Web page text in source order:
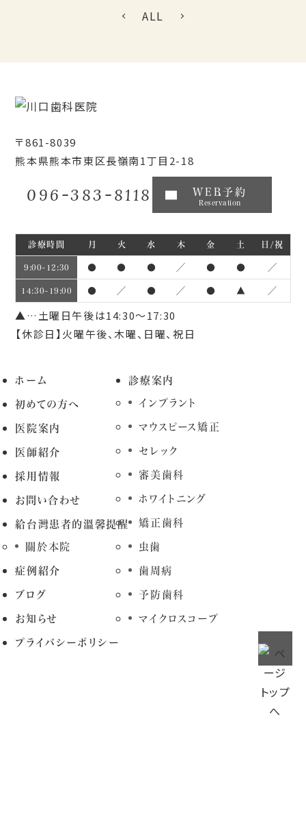
ALL
〒861-8039
熊本県熊本市東区長嶺南1丁目2-18
096-383-8118 WEB予約
Reservation
診療時間 月 火 水 木 金 土 日/祝
9:00~12:30 ● ● ● ／ ● ● ／
14:30~19:00 ● ／ ● ／ ● ▲ ／
▲…土曜日午後は14:30～17:30
【休診日】火曜午後、木曜、日曜、祝日
ホーム
初めての方へ
医院案内
医師紹介
採用情報
お問い合わせ
給台灣患者的溫馨提醒
關於本院
症例紹介
ブログ
お知らせ
プライバシーポリシー
診療案内
インプラント
マウスピース矯正
セレック
審美歯科
ホワイトニング
矯正歯科
虫歯
歯周病
予防歯科
マイクロスコープ